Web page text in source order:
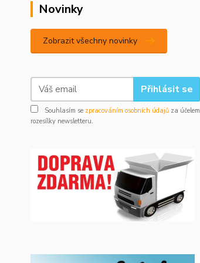
Novinky
Zobrazit všechny novinky
Přihlásit se
Souhlasím se zpracováním osobních údajů za účelem
rozesílky newsletteru.